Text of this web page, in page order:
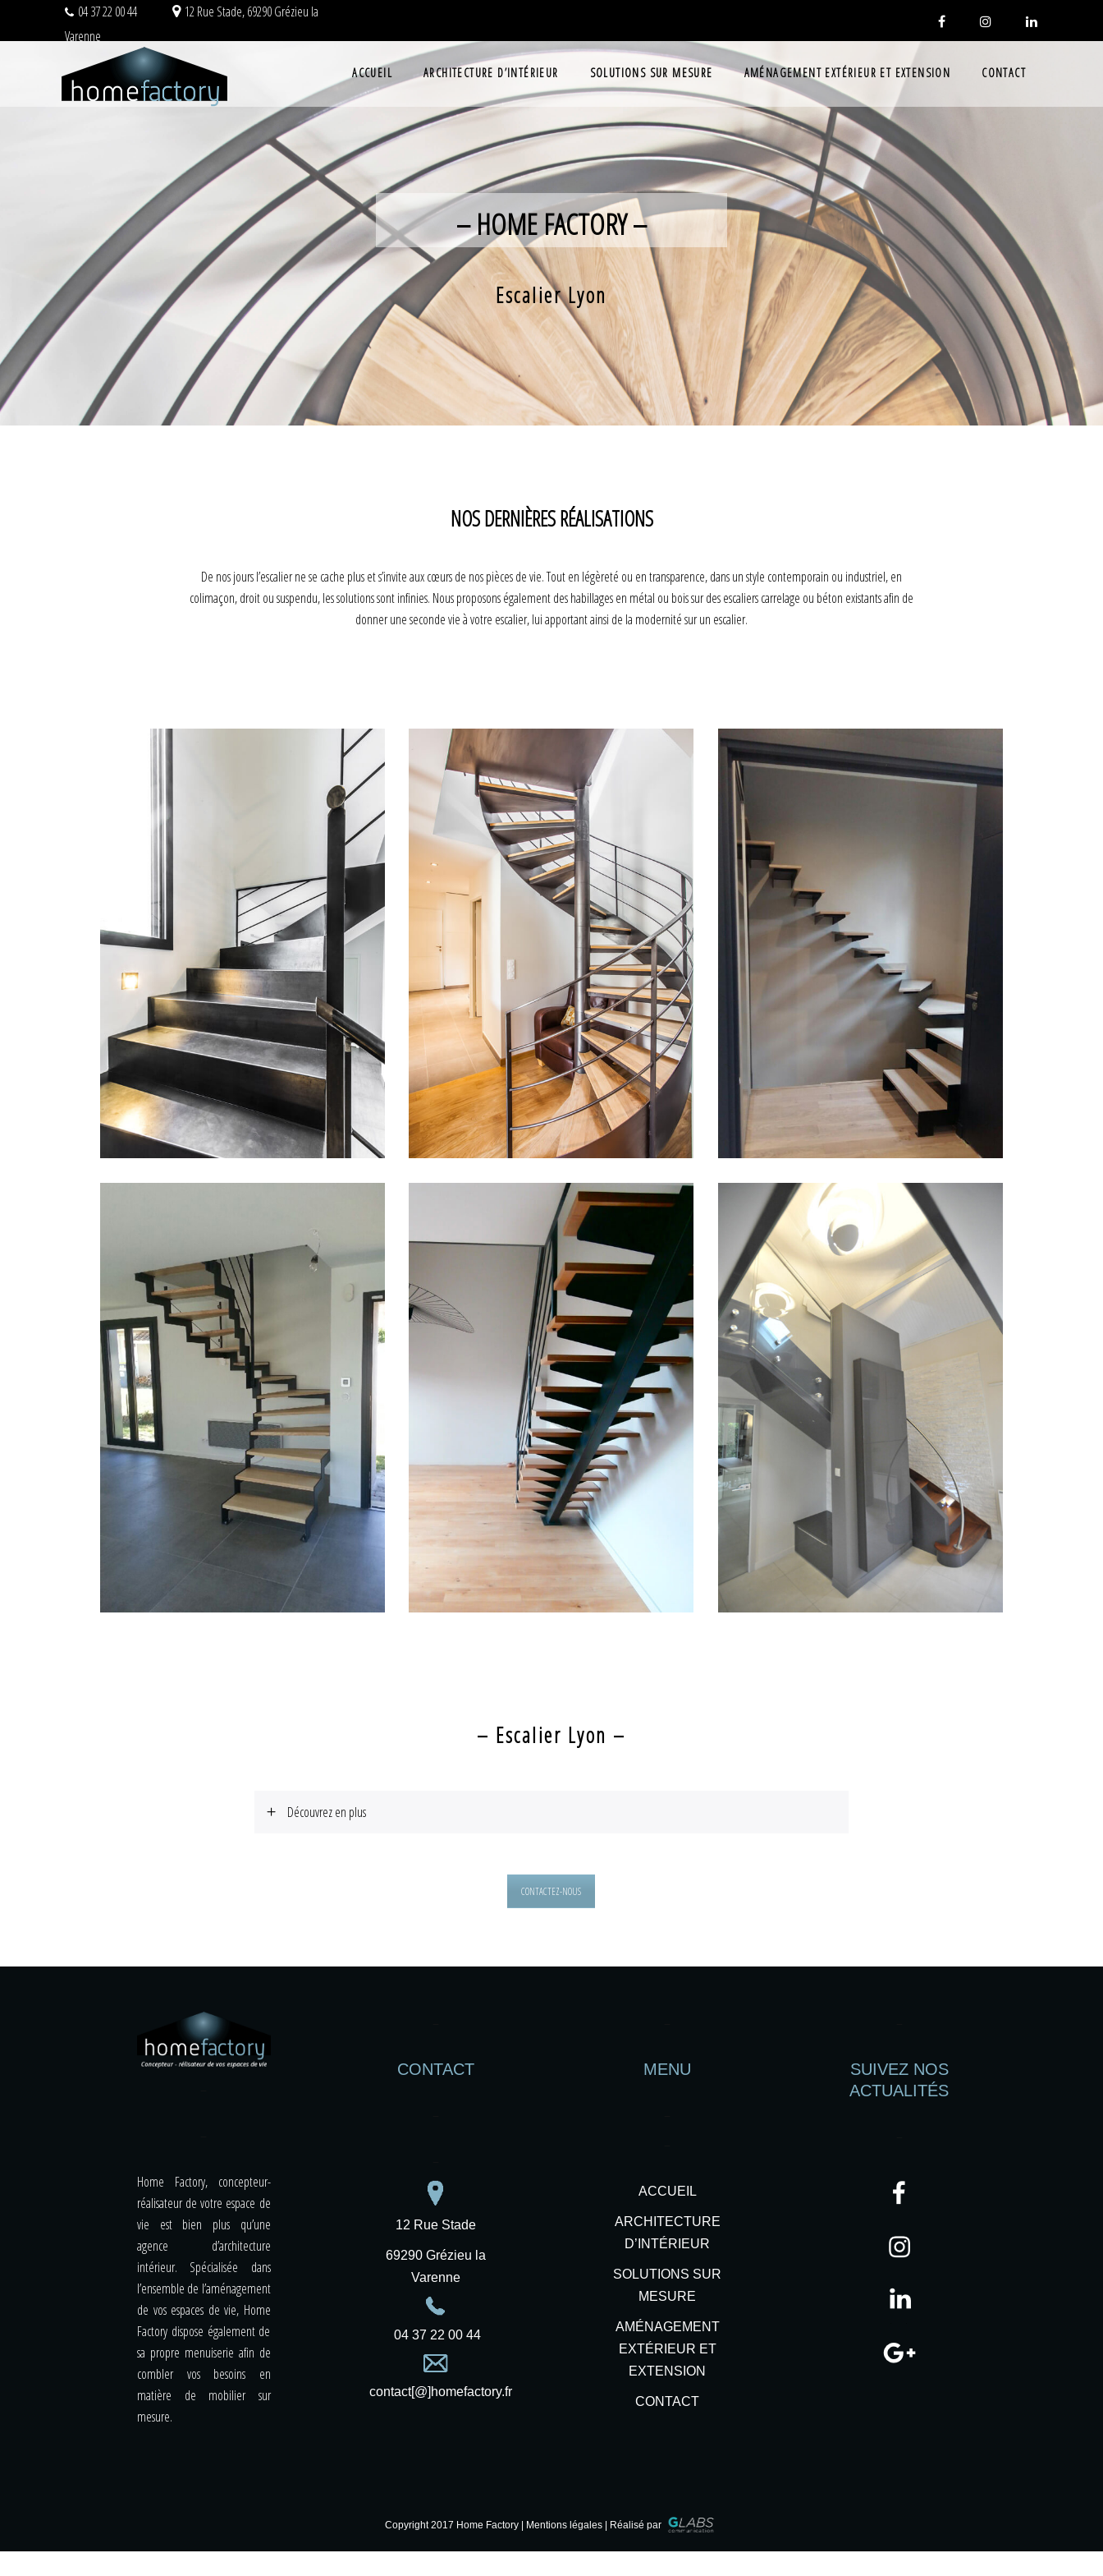
04 37 22 00 44
12 Rue Stade, 69290 Grézieu la
Varenne
ACCUEIL ARCHITECTURE D’INTÉRIEUR SOLUTIONS SUR MESURE AMÉNAGEMENT EXTÉRIEUR ET EXTENSION CONTACT
– HOME FACTORY –
Escalier Lyon
NOS DERNIÈRES RÉALISATIONS
De nos jours l’escalier ne se cache plus et s’invite aux cœurs de nos pièces de vie. Tout en légèreté ou en transparence, dans un style contemporain ou industriel, en
colimaçon, droit ou suspendu, les solutions sont infinies. Nous proposons également des habillages en métal ou bois sur des escaliers carrelage ou béton existants afin de
donner une seconde vie à votre escalier, lui apportant ainsi de la modernité sur un escalier.
HABILLAGE MÉTAL COLIMAÇON SUSPENDU
STRUCTURE MÉTAL EN ÉQUILIBRE ESPRIT YATCH
– Escalier Lyon –
Découvrez en plus
CONTACTEZ-NOUS
Home Factory, concepteur-
réalisateur de votre espace de
vie est bien plus qu’une
agence d’architecture
intérieur. Spécialisée dans
l’ensemble de l’aménagement
de vos espaces de vie, Home
Factory dispose également de
sa propre menuiserie afin de
combler vos besoins en
matière de mobilier sur
mesure.
CONTACT
12 Rue Stade
69290 Grézieu la
Varenne
04 37 22 00 44
contact[@]homefactory.fr
MENU
ACCUEIL
ARCHITECTURE
D’INTÉRIEUR
SOLUTIONS SUR
MESURE
AMÉNAGEMENT
EXTÉRIEUR ET
EXTENSION
CONTACT
SUIVEZ NOS
ACTUALITÉS
Copyright 2017 Home Factory | Mentions légales | Réalisé par